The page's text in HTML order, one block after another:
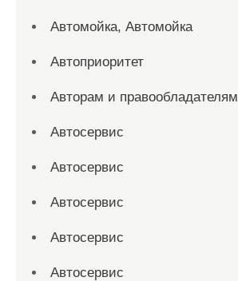
Автомойка, Автомойка
Автоприоритет
Авторам и правообладателям
Автосервис
Автосервис
Автосервис
Автосервис
Автосервис